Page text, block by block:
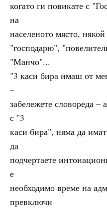
когато ги повикате с
на
населеното място,
"господарю",
"Манчо"...
"3 каси бира имаш от
–
забележете словореда –
с "3
каси бира", няма да
да
подчертаете
е
необходимо време на
превключи